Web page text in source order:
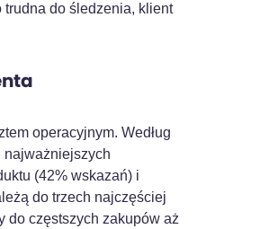
do śledzenia, klient
operacyjnym. Według
najważniejszych
(42% wskazań) i
do trzech najczęściej
do częstszych zakupów aż